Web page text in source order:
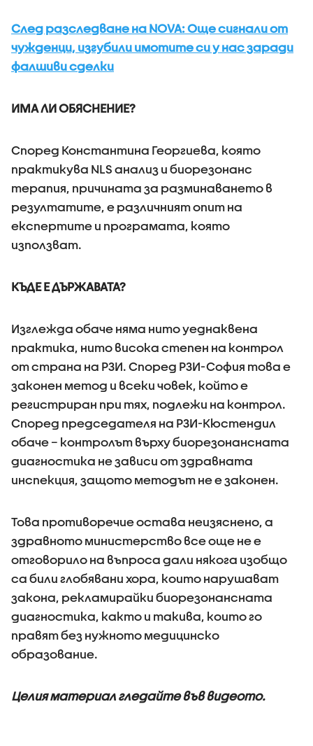
След разследване на NOVA: Още сигнали от
чужденци, изгубили имотите си у нас заради
фалшиви сделки
ИМА ЛИ ОБЯСНЕНИЕ?
Според Константина Георгиева, която
практикува NLS анализ и биорезонанс
терапия, причината за разминаването в
резултатите, е различният опит на
експертите и програмата, която
използват.
КЪДЕ Е ДЪРЖАВАТА?
Изглежда обаче няма нито уеднаквена
практика, нито висока степен на контрол
от страна на РЗИ. Според РЗИ-София това е
законен метод и всеки човек, който е
регистриран при тях, подлежи на контрол.
Според председателя на РЗИ-Кюстендил
обаче – контролът върху биорезонансната
диагностика не зависи от здравната
инспекция, защото методът не е законен.
Това противоречие остава неизяснено, а
здравното министерство все още не е
отговорило на въпроса дали някога изобщо
са били глобявани хора, които нарушават
закона, рекламирайки биорезонансната
диагностика, както и такива, които го
правят без нужното медицинско
образование.
Целия материал гледайте във видеото.